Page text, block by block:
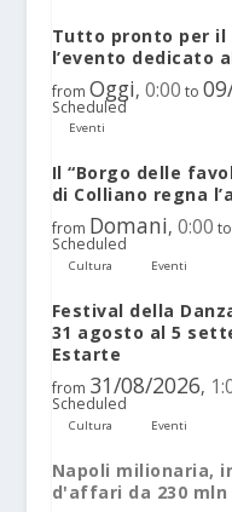
Tutto pronto per il
l’evento dedicato
from Oggi, 0:00 to
Scheduled
Eventi
Il “Borgo delle
di Colliano regna
from Domani, 0:00 to
Scheduled
Cultura Eventi
Festival della
31 agosto al 5
Estarte
from 31/08/2026,
Scheduled
Cultura Eventi
Napoli milionaria,
d'affari da 230 mln